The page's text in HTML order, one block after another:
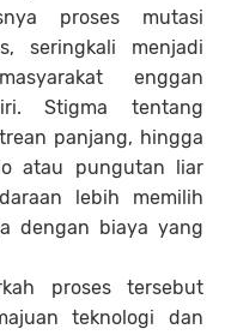
proses mutasi
seringkali menjadi
enggan
Stigma tentang
panjang, hingga
atau pungutan liar
lebih memilih
dengan biaya yang
proses tersebut
teknologi dan